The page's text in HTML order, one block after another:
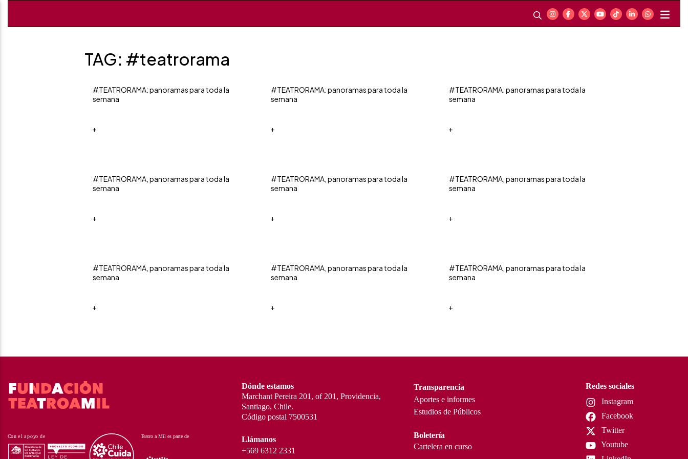
TAG: #teatrorama
#TEATRORAMA: panoramas para toda la
semana
+
#TEATRORAMA: panoramas para toda la
semana
+
#TEATRORAMA: panoramas para toda la
semana
+
#TEATRORAMA, panoramas para toda la
semana
+
#TEATRORAMA, panoramas para toda la
semana
+
#TEATRORAMA, panoramas para toda la
semana
+
#TEATRORAMA, panoramas para toda la
semana
+
#TEATRORAMA, panoramas para toda la
semana
+
#TEATRORAMA, panoramas para toda la
semana
+
Dónde estamos
Marchant Pereira 201, of 201, Providencia,
Santiago, Chile.
Código postal 7500531
Llámanos
+569 6312 2331
Transparencia
Aportes e informes
Estudios de Públicos
Boletería
Cartelera en curso
Redes sociales
Instagram
Facebook
Twitter
Youtube